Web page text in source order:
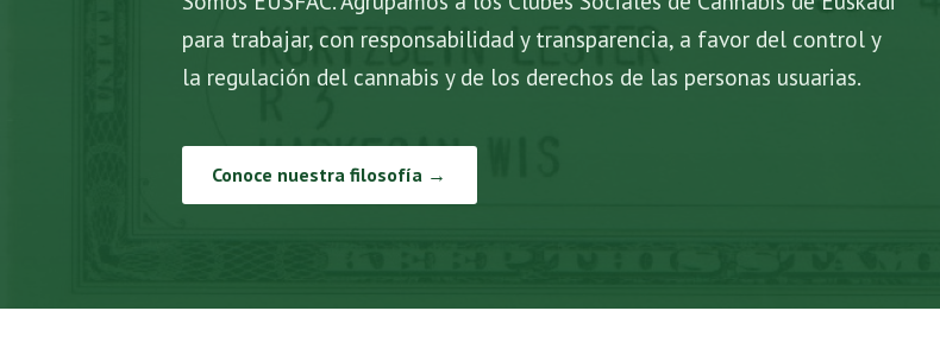
para trabajar, con responsabilidad y transparencia, a favor del control y
la regulación del cannabis y de los derechos de las personas usuarias.
Conoce nuestra filosofía →